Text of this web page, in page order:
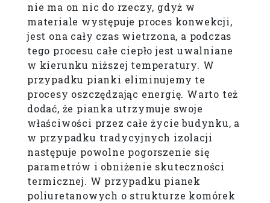
nie ma on nic do rzeczy, gdyż w
materiale występuje proces konwekcji,
jest ona cały czas wietrzona, a podczas
tego procesu całe ciepło jest uwalniane
w kierunku niższej temperatury. W
przypadku pianki eliminujemy te
procesy oszczędzając energię. Warto też
dodać, że pianka utrzymuje swoje
właściwości przez całe życie budynku, a
w przypadku tradycyjnych izolacji
następuje powolne pogorszenie się
parametrów i obniżenie skuteczności
termicznej. W przypadku pianek
poliuretanowych o strukturze komórek